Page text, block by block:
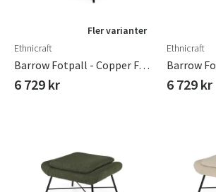
Fler varianter
Ethnicraft
Barrow Fotpall - Copper Fabric
6 729 kr
Ethnicraft
6 729 kr